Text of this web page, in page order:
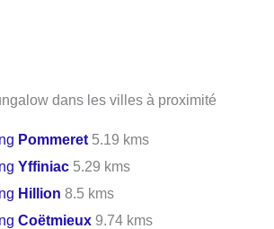
dans les villes à proximité
Pommeret 5.19 kms
Yffiniac 5.29 kms
Hillion 8.5 kms
Coëtmieux 9.74 kms